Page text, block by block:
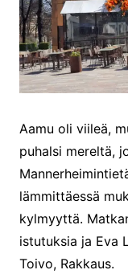
Aamu oli viileä,
puhalsi mereltä,
lämmittäessä
kylmyyttä.
istutuksia ja Eva
Toivo, Rakkaus.